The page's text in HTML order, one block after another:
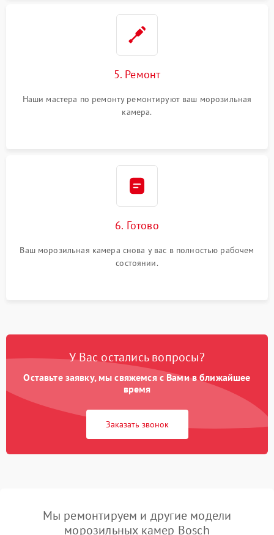
5. Ремонт
Наши мастера по ремонту ремонтируют ваш морозильная
камера.
6. Готово
Ваш морозильная камера снова у вас в полностью рабочем
состоянии.
У Вас остались вопросы?
Оставьте заявку, мы свяжемся с Вами в ближайшее
время
Заказать звонок
Мы ремонтируем и другие модели
морозильных камер Bosch